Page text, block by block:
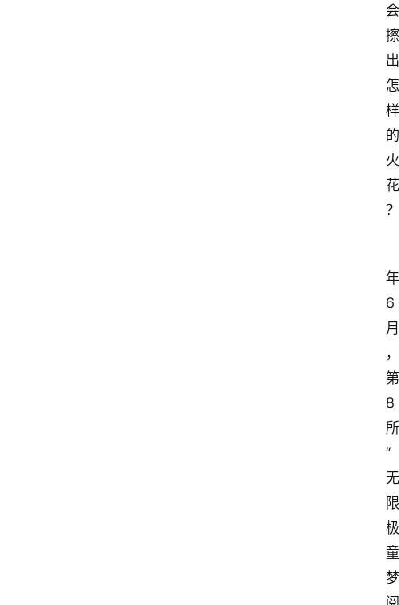
会
擦
出
怎
样
的
火
花
？
年
6
月
，
第
8
所
“
无
限
极
童
梦